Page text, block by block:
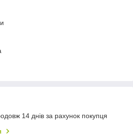
14 днів за рахунок покупця